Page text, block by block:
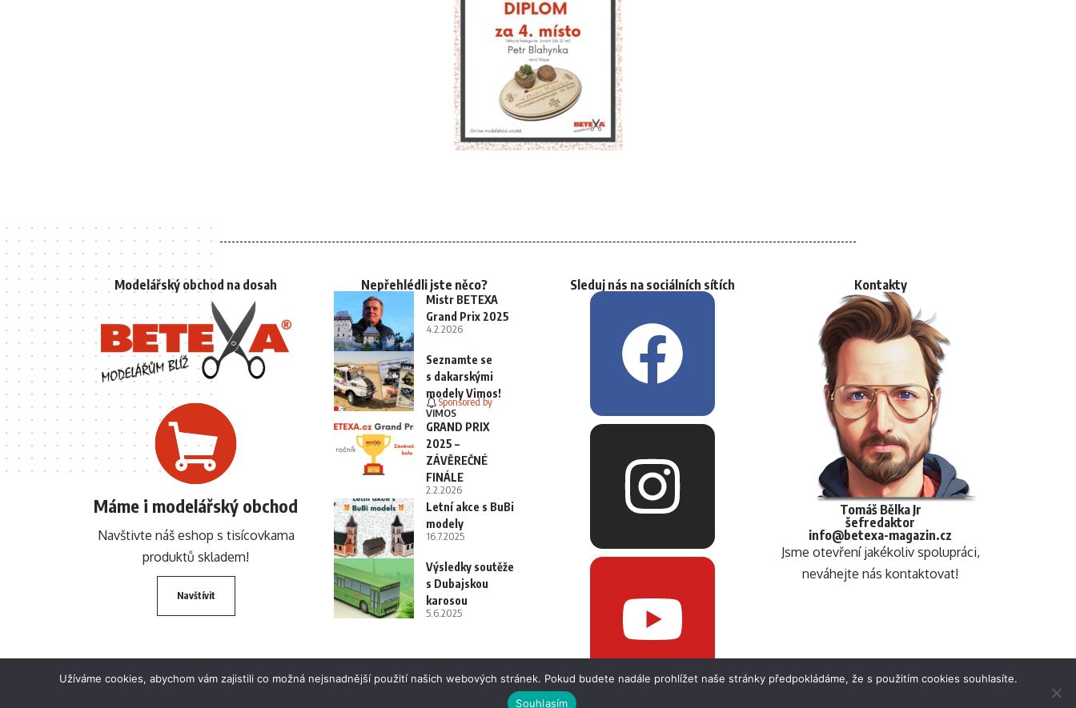
Modelářský obchod na dosah
Máme i modelářský obchod
Navštivte náš eshop s tisícovkama
produktů skladem!
Navštívit
Nepřehlédli jste něco?
Mistr BETEXA
Grand Prix 2025
4.2.2026
Seznamte se
s dakarskými
modely Vimos!
Sponsored by
VIMOS
GRAND PRIX
2025 –
ZÁVĚREČNÉ
FINÁLE
2.2.2026
Letní akce s BuBi
modely
16.7.2025
Výsledky soutěže
s Dubajskou
karosou
5.6.2025
Sleduj nás na sociálních sítích Kontakty
Tomáš Bělka Jr
šefredaktor
info@betexa-magazin.cz
Jsme otevření jakékoliv spolupráci,
neváhejte nás kontaktovat!
Užíváme cookies, abychom vám zajistili co možná nejsnadnější použití našich webových stránek. Pokud budete nadále prohlížet naše stránky předpokládáme, že s použitím cookies souhlasíte.
Souhlasím